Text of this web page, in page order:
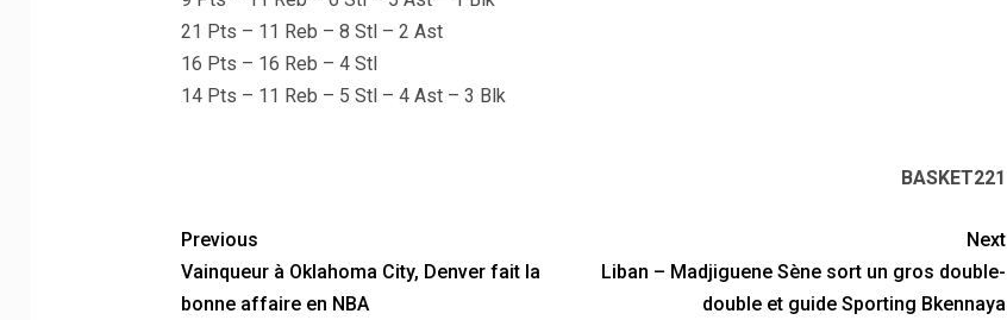
21 Pts – 11 Reb – 8 Stl – 2 Ast
16 Pts – 16 Reb – 4 Stl
14 Pts – 11 Reb – 5 Stl – 4 Ast – 3 Blk
BASKET221
Previous
Vainqueur à Oklahoma City, Denver fait la
bonne affaire en NBA
Next
Liban – Madjiguene Sène sort un gros double-
double et guide Sporting Bkennaya